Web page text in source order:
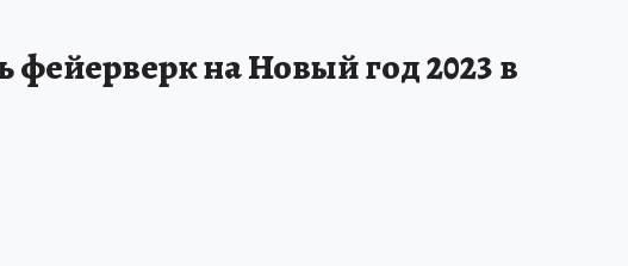
фейерверк на Новый год 2023 в